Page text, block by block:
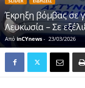
Έκρηξη βόμβας σε
Λευκωσία – Σε
Από inCYnews - 23/03/2026